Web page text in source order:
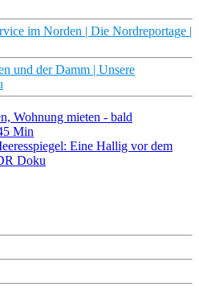
im Norden | Die Nordreportage |
und der Damm | Unsere
Wohnung mieten - bald
Min
Eine Hallig vor dem
Doku